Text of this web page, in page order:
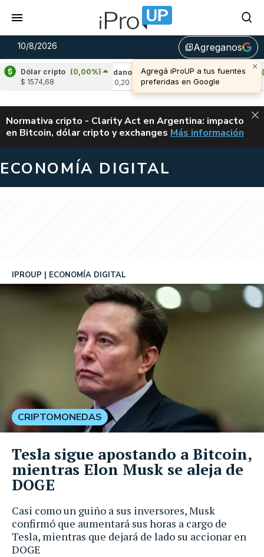
10/8/2026 library_addAgreganos
×
Agregá iProUP a tus fuentes
preferidas en Google
Dólar cripto (0,00%)
$ 1574,68
Cardano
(-0,78%)
u$s 0,20
Avalanche
u$s 6,50
ALERTA
Normativa cripto - Clarity Act en Argentina: impacto
en Bitcoin, dólar cripto y exchanges CLARITY ACT EN
Más información
ECONOMÍA DIGITAL
Casi como un guiño a sus inversores, Musk
confirmó que aumentará sus horas a cargo de
Tesla, mientras que dejará de lado su accionar en
DOGE
IPROUP ECONOMÍA DIGITAL
CRIPTOMONEDAS
Tesla sigue apostando a Bitcoin,
mientras Elon Musk se aleja de
DOGE